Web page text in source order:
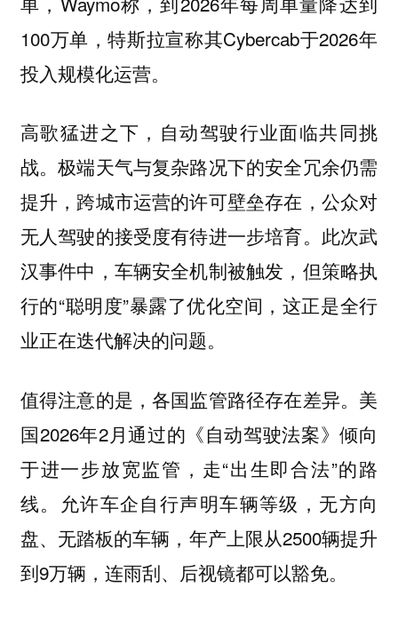
100万单，特斯拉宣称其Cybercab于2026年
投入规模化运营。
高歌猛进之下，自动驾驶行业面临共同挑
战。极端天气与复杂路况下的安全冗余仍需
提升，跨城市运营的许可壁垒存在，公众对
无人驾驶的接受度有待进一步培育。此次武
汉事件中，车辆安全机制被触发，但策略执
行的“聪明度”暴露了优化空间，这正是全行
业正在迭代解决的问题。
值得注意的是，各国监管路径存在差异。美
国2026年2月通过的《自动驾驶法案》倾向
于进一步放宽监管，走“出生即合法”的路
线。允许车企自行声明车辆等级，无方向
盘、无踏板的车辆，年产上限从2500辆提升
到9万辆，连雨刮、后视镜都可以豁免。